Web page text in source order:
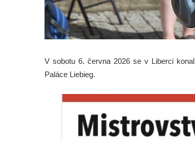
V sobotu 6. června 2026 se v Liberci konal
Paláce Liebieg.